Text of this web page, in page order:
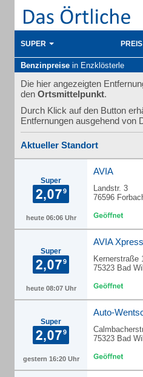
SUPER PREIS
Benzinpreise in Enzklösterle
Die hier angezeigten
den Ortsmittelpunkt.
Durch Klick auf den Button
Entfernungen ausgehend von
Aktueller Standort
Super
heute 06:06 Uhr
AVIA
Landstr. 3
76596
Super
heute 08:07 Uhr
AVIA Xpress
Kernerstraße
75323 Bad
Super
gestern 16:20 Uhr
Auto-
75323 Bad